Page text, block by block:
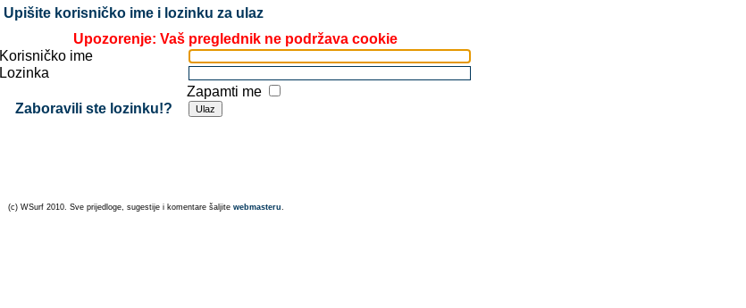
Upišite korisničko ime i lozinku za ulaz
Upozorenje: Vaš preglednik ne podržava cookie
Korisničko ime
Lozinka
Zapamti me
Zaboravili ste lozinku!?
(c) WSurf 2010. Sve prijedloge, sugestije i komentare šaljite webmasteru